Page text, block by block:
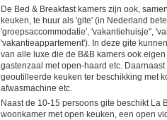
De Bed & Breakfast kamers zijn ook,
keuken, te huur als 'gite' (in Nederland
'groepsaccommodatie', 'vakantiehuisje",
'vakantieappartement'). In deze gite
van alle luxe die de B&B kamers ook
gastenzaal met open-haard etc.
geoutilleerde keuken ter beschikking met
afwasmachine etc.
Naast de 10-15 persoons gite beschikt La
woonkamer met open keuken, een open